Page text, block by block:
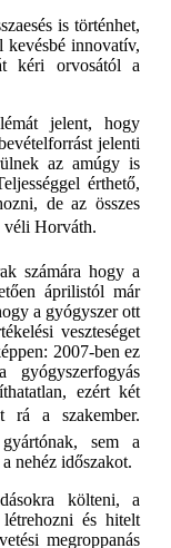
is történhet,
innovatív,
kéri orvosától a
jelent, hogy
jelenti
az amúgy is
érthető,
de az összes
véli Horváth.
számára hogy a
áprilistól már
a gyógyszer ott
veszteséget
2007-ben ez
ezért két
rá a szakember.
sem a
nehéz időszakot.
költeni, a
és hitelt
megroppanás